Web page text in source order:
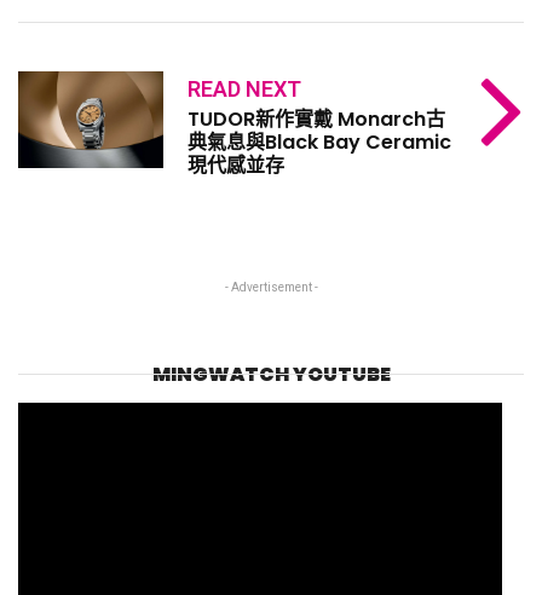
READ NEXT
TUDOR新作實戴 Monarch古
典氣息與Black Bay Ceramic
現代感並存
- Advertisement -
MINGWATCH YOUTUBE